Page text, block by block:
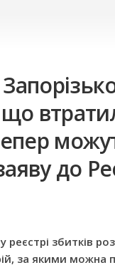
що
до
реєстрі збитків
за якими можна